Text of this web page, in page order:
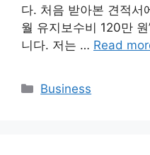
다. 처음 받아본 견적서
월 유지보수비 120만
니다. 저는 … Read
Categories
Business